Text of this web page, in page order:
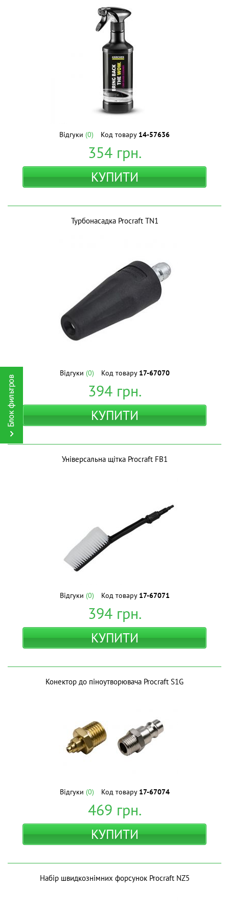
Відгуки (0) Код товару 14-57636
354грн.
КУПИТИ
Турбонасадка Procraft TN1
Відгуки (0) Код товару 17-67070
394грн.
КУПИТИ
Універсальна щітка Procraft FB1
Відгуки (0) Код товару 17-67071
394грн.
КУПИТИ
Конектор до піноутворювача Procraft S1G
Відгуки (0) Код товару 17-67074
469 грн.
КУПИТИ
Набір швидкознімних форсунок Procraft NZ5